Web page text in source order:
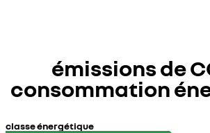
émissions de
consommation
classe énergétique